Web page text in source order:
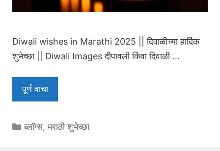
Diwali wishes in Marathi 2025 || दिवाळीच्या हार्दिक
शुभेच्छा || Diwali Images दीपावली किंवा दिवाळी …
पूर्ण वाचा
Categories
ब्लॉग्स,मराठी शुभेच्छा